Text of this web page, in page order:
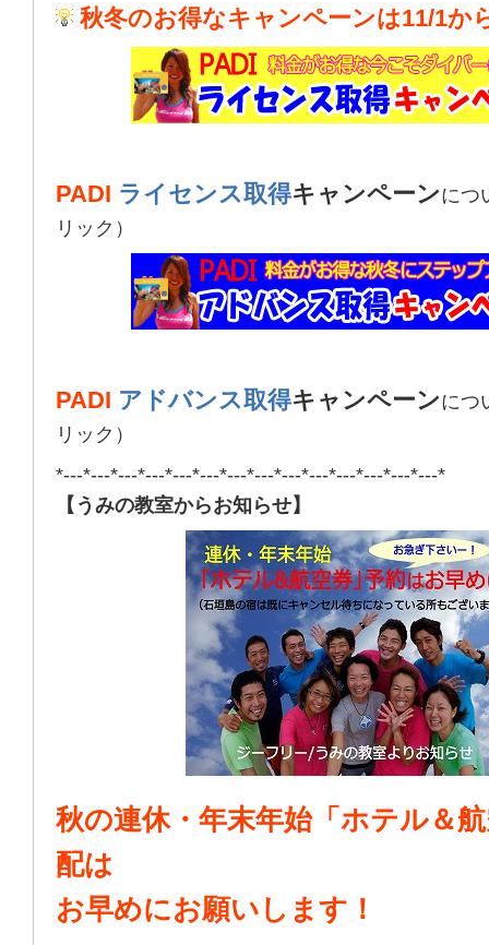
秋冬のお得なキャンペーンは11/1か
PADI ライセンス取得キャンペーンにつ
リック）
PADI アドバンス取得キャンペーンにつ
リック）
*---*---*---*---*---*---*---*---*---*---*---*---*---*---*
【うみの教室からお知らせ】
秋の連休・年末年始「ホテル＆
配は
お早めにお願いします！